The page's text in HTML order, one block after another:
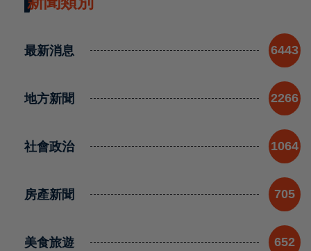
最新消息 6443
地方新聞 2266
社會政治 1064
房產新聞 705
美食旅遊 652